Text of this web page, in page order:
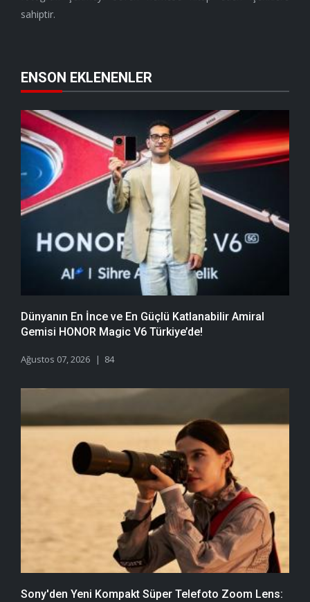
sahiptir.
ENSON EKLENENLER
Dünyanın En İnce ve En Güçlü Katlanabilir Amiral
Gemisi HONOR Magic V6 Türkiye’de!
Ağustos 07, 2026 84
Sony'den Yeni Kompakt Süper Telefoto Zoom Lens: